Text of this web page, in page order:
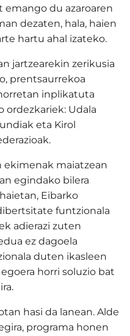
emango du azaroaren
dezaten, hala, haien
hartu ahal izateko.
jartzearekin zerikusia
prentsaurrekoa
inplikatuta
Udala
eta Kirol
ekimenak maiatzean
egindako bilera
Eibarko
funtzionala
adierazi zuten
ez dagoela
duten ikasleen
horri soluzio bat
hasi da lanean. Alde
programa honen